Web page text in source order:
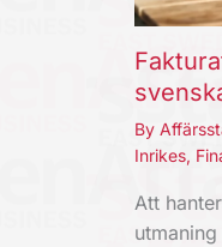
By
Inrikes,
Att